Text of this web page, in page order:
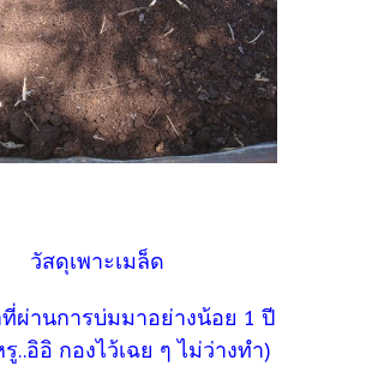
วัสดุเพาะเมล็ด
ที่ผ่านการบ่มมาอย่างน้อย 1 ปี
..อิอิ กองไว้เฉย ๆ ไม่ว่างทำ)